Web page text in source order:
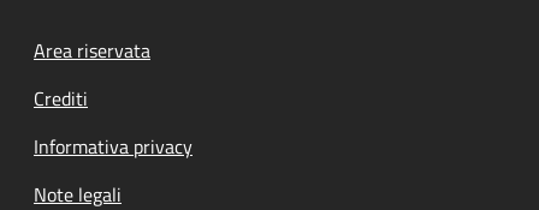
Footer menu
Area riservata
Crediti
Informativa privacy
Note legali